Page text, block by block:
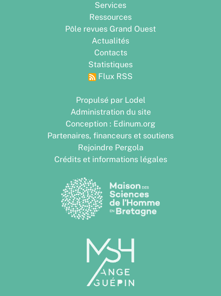
Services
Ressources
Pôle revues Grand Ouest
Actualités
Contacts
Statistiques
Flux RSS
Propulsé par Lodel
Administration du site
Conception : Edinum.org
Partenaires, financeurs et soutiens
Rejoindre Pergola
Crédits et informations légales